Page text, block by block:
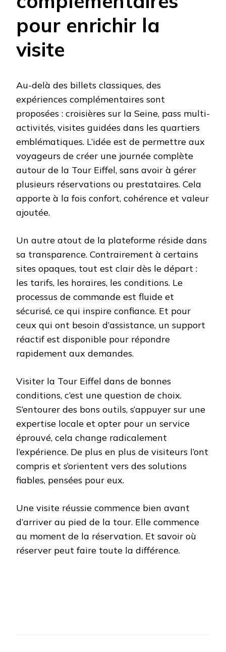
pour enrichir la
visite
Au-delà des billets classiques, des
expériences complémentaires sont
proposées : croisières sur la Seine, pass multi-
activités, visites guidées dans les quartiers
emblématiques. L’idée est de permettre aux
voyageurs de créer une journée complète
autour de la Tour Eiffel, sans avoir à gérer
plusieurs réservations ou prestataires. Cela
apporte à la fois confort, cohérence et valeur
ajoutée.
Un autre atout de la plateforme réside dans
sa transparence. Contrairement à certains
sites opaques, tout est clair dès le départ :
les tarifs, les horaires, les conditions. Le
processus de commande est fluide et
sécurisé, ce qui inspire confiance. Et pour
ceux qui ont besoin d’assistance, un support
réactif est disponible pour répondre
rapidement aux demandes.
Visiter la Tour Eiffel dans de bonnes
conditions, c’est une question de choix.
S’entourer des bons outils, s’appuyer sur une
expertise locale et opter pour un service
éprouvé, cela change radicalement
l’expérience. De plus en plus de visiteurs l’ont
compris et s’orientent vers des solutions
fiables, pensées pour eux.
Une visite réussie commence bien avant
d’arriver au pied de la tour. Elle commence
au moment de la réservation. Et savoir où
réserver peut faire toute la différence.